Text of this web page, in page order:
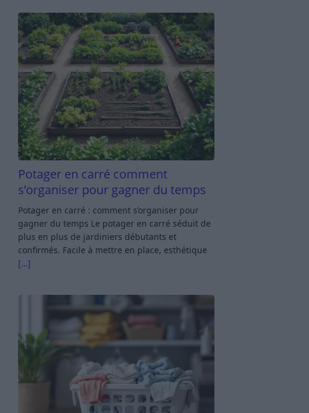
Potager en carré comment
s’organiser pour gagner du temps
Potager en carré : comment s’organiser pour
gagner du temps Le potager en carré séduit de
plus en plus de jardiniers débutants et
confirmés. Facile à mettre en place, esthétique
[…]